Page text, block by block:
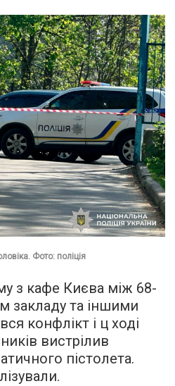
Фото: поліція
з кафе Києва між 68-
закладу та іншими
конфлікт і ц ході
вистрілив
пістолета.